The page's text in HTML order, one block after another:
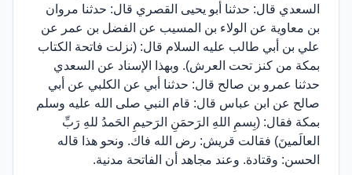
السعدي قال: حدثنا أبو يحيى القصري قال: حدثنا مروان
بن معاوية عن الولاء بن المسيب عن الفضل بن عمر عن
علي بن أبي طالب عليه السلام قال: (نزلت فاتحة الكتاب
بمكة من كنز تحت العرش). وبهذا الإسناد عن السعدي
حدثنا عمرو بن صالح قال: حدثنا أبي عن الكلبي عن أبي
صالح عن ابن عباس قال: قام النبي صلى الله عليه وسلم
بمكة فقال: (بِسمِ اللهِ الرَحمَنِ الرَحيمِ الحَمدُ للهِ رَبِّ
العالَمينَ) فقالت قريش: رض الله فاك. ونحو هذا قاله
الحسن: وقتادة. وعند مجاهد أن الفاتحة مدنية.